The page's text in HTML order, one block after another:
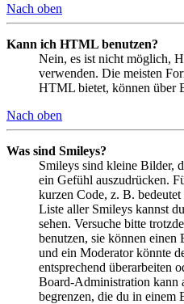
Nach oben
Kann ich HTML benutzen?
Nein, es ist nicht möglich,
verwenden. Die meisten
HTML bietet, können über
Nach oben
Was sind Smileys?
Smileys sind kleine Bilder,
ein Gefühl auszudrücken.
kurzen Code, z. B.
Liste aller Smileys kannst
sehen. Versuche bitte
benutzen, sie können einen
und ein Moderator könnte
entsprechend überarbeiten
Board-Administration kann
begrenzen, die du in einem